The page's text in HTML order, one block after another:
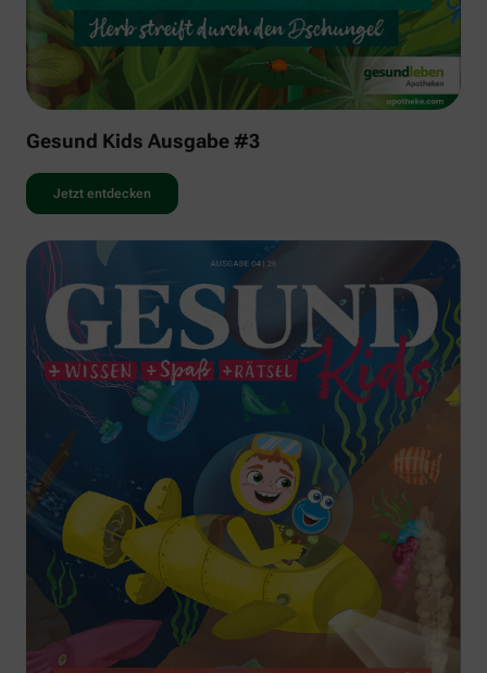
Gesund Kids Ausgabe #3
Jetzt entdecken